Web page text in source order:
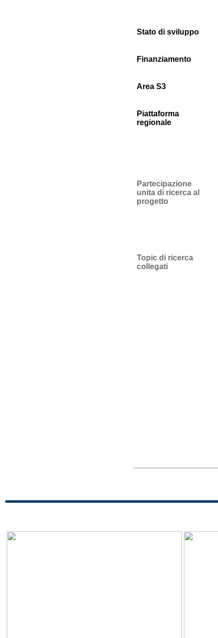
Stato di sviluppo
Finanziamento
Area S3
Piattaforma
regionale
Partecipazione
unita di ricerca al
progetto
Topic di ricerca
collegati